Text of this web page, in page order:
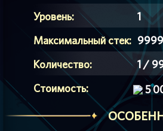
Уровень:
1
Максимальный стек: 9999
Количество:
1 /
Стоимость:
5